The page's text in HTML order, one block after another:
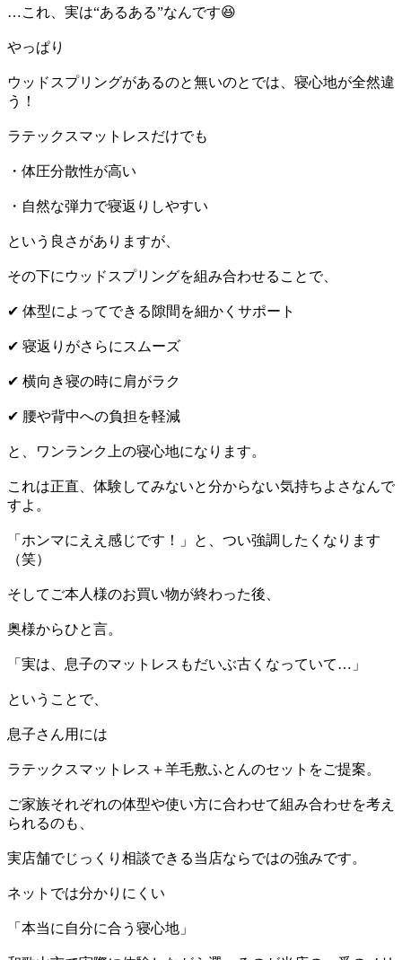
…これ、実は“あるある”なんです😆
やっぱり
ウッドスプリングがあるのと無いのとでは、寝心地が全然違
う！
ラテックスマットレスだけでも
・体圧分散性が高い
・自然な弾力で寝返りしやすい
という良さがありますが、
その下にウッドスプリングを組み合わせることで、
✔ 体型によってできる隙間を細かくサポート
✔ 寝返りがさらにスムーズ
✔ 横向き寝の時に肩がラク
✔ 腰や背中への負担を軽減
と、ワンランク上の寝心地になります。
これは正直、体験してみないと分からない気持ちよさなんで
すよ。
「ホンマにええ感じです！」と、つい強調したくなります
（笑）
そしてご本人様のお買い物が終わった後、
奥様からひと言。
「実は、息子のマットレスもだいぶ古くなっていて…」
ということで、
息子さん用には
ラテックスマットレス＋羊毛敷ふとんのセットをご提案。
ご家族それぞれの体型や使い方に合わせて組み合わせを考え
られるのも、
実店舗でじっくり相談できる当店ならではの強みです。
ネットでは分かりにくい
「本当に自分に合う寝心地」